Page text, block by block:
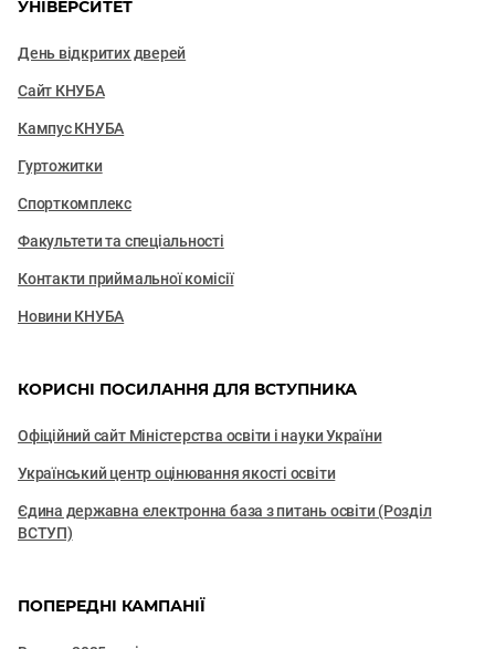
УНІВЕРСИТЕТ
День відкритих дверей
Сайт КНУБА
Кампус КНУБА
Гуртожитки
Спорткомплекс
Факультети та cпеціальності
Контакти приймальної комісії
Новини КНУБА
КОРИСНІ ПОСИЛАННЯ ДЛЯ ВСТУПНИКА
Офіційний сайт Міністерства освіти і науки України
Український центр оцінювання якості освіти
Єдина державна електронна база з питань освіти (Розділ
ВСТУП)
ПОПЕРЕДНІ КАМПАНІЇ